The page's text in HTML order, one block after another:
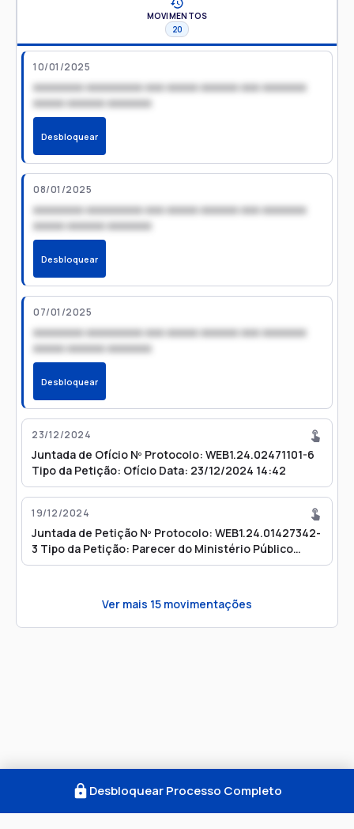
MOVIMENTOS
20
10/01/2025
xxxxxxxx xxxxxxxxx xxx xxxxx xxxxxx xxx xxxxxxx
xxxxx xxxxxx xxxxxxx
Desbloquear
08/01/2025
xxxxxxxx xxxxxxxxx xxx xxxxx xxxxxx xxx xxxxxxx
xxxxx xxxxxx xxxxxxx
Desbloquear
07/01/2025
xxxxxxxx xxxxxxxxx xxx xxxxx xxxxxx xxx xxxxxxx
xxxxx xxxxxx xxxxxxx
Desbloquear
23/12/2024
Juntada de Ofício Nº Protocolo: WEB1.24.02471101-6
Tipo da Petição: Ofício Data: 23/12/2024 14:42
19/12/2024
Juntada de Petição Nº Protocolo: WEB1.24.01427342-
3 Tipo da Petição: Parecer do Ministério Público
Data: 19/12/2024 17:32
Ver mais 15 movimentações
Desbloquear Processo Completo